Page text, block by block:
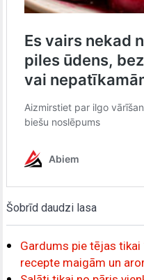
Šobrīd daudzi lasa
Gardums pie tējas
recepte maigām un